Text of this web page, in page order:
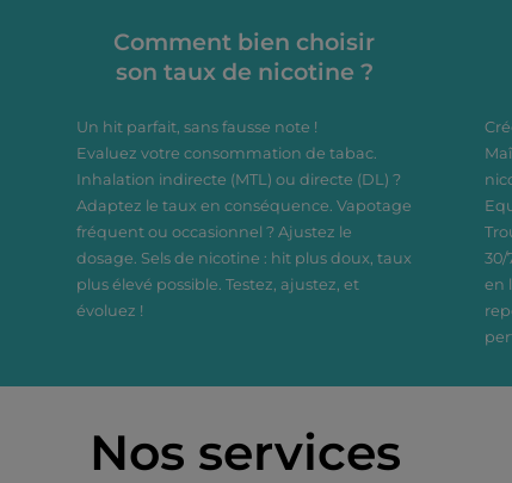
conforme. Disponible en
10 saveurs variées.
Comment bien choisir
son taux de nicotine ?
Un hit parfait, sans fausse note !
Evaluez votre consommation de tabac.
Inhalation indirecte (MTL) ou directe (DL) ?
Adaptez le taux en conséquence. Vapotage
fréquent ou occasionnel ? Ajustez le
dosage. Sels de nicotine : hit plus doux, taux
plus élevé possible. Testez, ajustez, et
évoluez !
30/
en
Nos services